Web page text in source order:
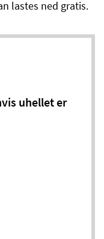
lastes ned gratis.
uhellet er